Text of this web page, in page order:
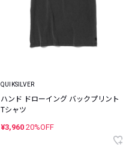
QUIKSILVER
ハンド ドローイング バックプリント
Tシャツ
¥3,960 20%OFF